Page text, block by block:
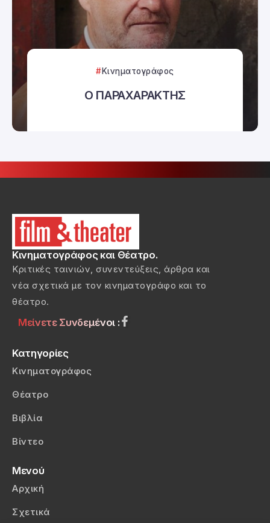
Κινηματογράφος
Ο ΠΑΡΑΧΑΡΑΚΤΗΣ
Κινηματογράφος και Θέατρο.
Κριτικές ταινιών, συνεντεύξεις, άρθρα και
νέα σχετικά με τον κινηματογράφο και το
θέατρο.
Μείνετε Συνδεμένοι :
Κατηγορίες
Κινηματογράφος
Θέατρο
Βιβλία
Βίντεο
Μενού
Αρχική
Σχετικά